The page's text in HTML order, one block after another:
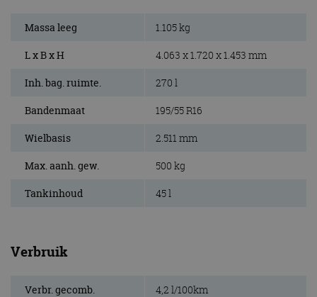
Massa leeg 1.105 kg
L x B x H 4.063 x 1.720 x 1.453 mm
Inh. bag. ruimte. 270 l
Bandenmaat 195/55 R16
Wielbasis 2.511 mm
Max. aanh. gew. 500 kg
Tankinhoud 45 l
Verbruik
Verbr. gecomb. 4,2 l/100km